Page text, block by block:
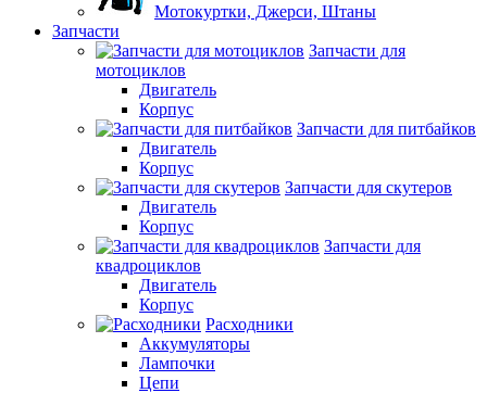
Мотокуртки, Джерси, Штаны
Запчасти
Запчасти для
мотоциклов
Двигатель
Корпус
Запчасти для питбайков
Двигатель
Корпус
Запчасти для скутеров
Двигатель
Корпус
Запчасти для
квадроциклов
Двигатель
Корпус
Расходники
Аккумуляторы
Лампочки
Цепи